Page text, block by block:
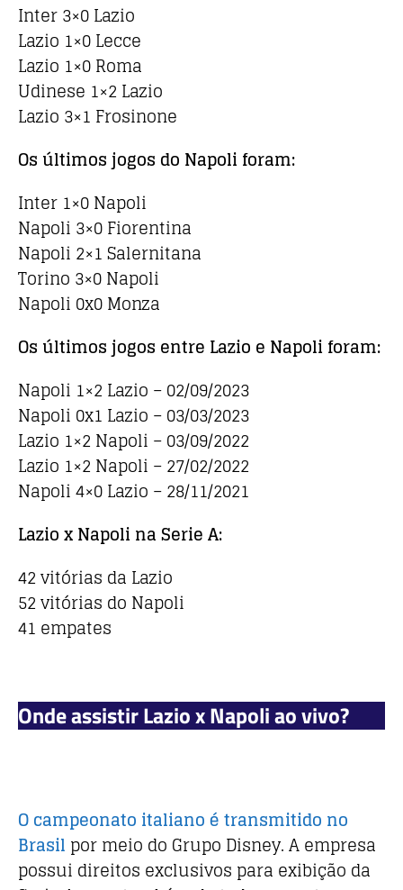
Inter 3×0 Lazio
Lazio 1×0 Lecce
Lazio 1×0 Roma
Udinese 1×2 Lazio
Lazio 3×1 Frosinone
Os últimos jogos do Napoli foram:
Inter 1×0 Napoli
Napoli 3×0 Fiorentina
Napoli 2×1 Salernitana
Torino 3×0 Napoli
Napoli 0x0 Monza
Os últimos jogos entre Lazio e Napoli foram:
Napoli 1×2 Lazio – 02/09/2023
Napoli 0x1 Lazio – 03/03/2023
Lazio 1×2 Napoli – 03/09/2022
Lazio 1×2 Napoli – 27/02/2022
Napoli 4×0 Lazio – 28/11/2021
Lazio x Napoli na Serie A:
42 vitórias da Lazio
52 vitórias do Napoli
41 empates
Onde assistir Lazio x Napoli ao vivo?
O campeonato italiano é transmitido no
Brasil por meio do Grupo Disney. A empresa
possui direitos exclusivos para exibição da